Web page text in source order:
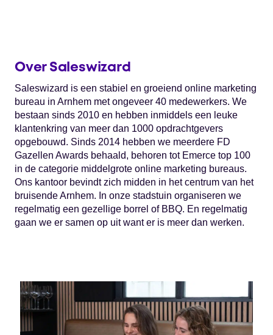
Over Saleswizard
Saleswizard is een stabiel en groeiend online marketing
bureau in Arnhem met ongeveer 40 medewerkers. We
bestaan sinds 2010 en hebben inmiddels een leuke
klantenkring van meer dan 1000 opdrachtgevers
opgebouwd. Sinds 2014 hebben we meerdere FD
Gazellen Awards behaald, behoren tot Emerce top 100
in de categorie middelgrote online marketing bureaus.
Ons kantoor bevindt zich midden in het centrum van het
bruisende Arnhem. In onze stadstuin organiseren we
regelmatig een gezellige borrel of BBQ. En regelmatig
gaan we er samen op uit want er is meer dan werken.